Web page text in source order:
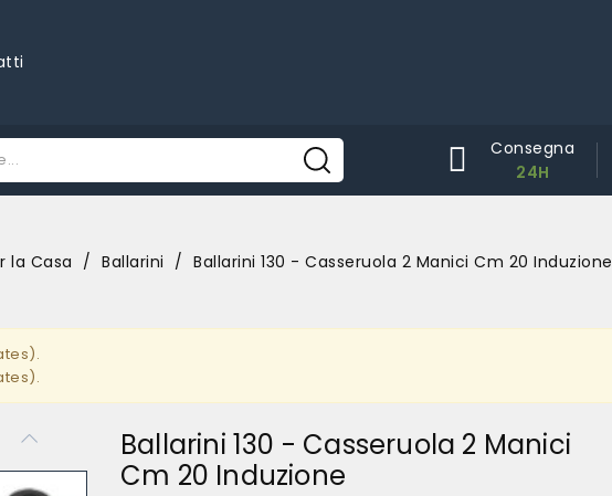
Consegna
24H
la Casa Ballarini Ballarini 130 - Casseruola 2 Manici Cm 20 Induzione
Ballarini 130 - Casseruola 2 Manici
Cm 20 Induzione